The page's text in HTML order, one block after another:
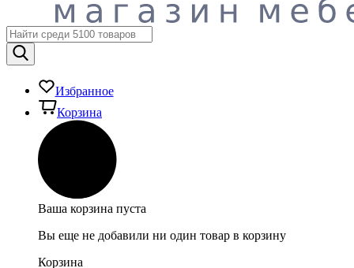
Избранное
Корзина
Ваша корзина пуста
Вы еще не добавили ни один товар в корзину
Корзина